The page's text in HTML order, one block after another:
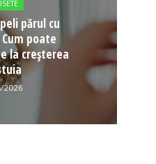
părul cu
poate
la creșterea
2026